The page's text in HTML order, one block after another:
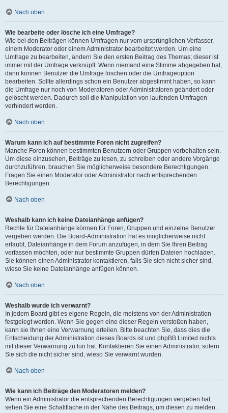
Nach oben
Wie bearbeite oder lösche ich eine Umfrage?
Wie bei den Beiträgen können Umfragen nur vom ursprünglichen Verfasser,
einem Moderator oder einem Administrator bearbeitet werden. Um eine
Umfrage zu bearbeiten, ändern Sie den ersten Beitrag des Themas; dieser ist
immer mit der Umfrage verknüpft. Wenn niemand eine Stimme abgegeben hat,
dann können Benutzer die Umfrage löschen oder die Umfrageoption
bearbeiten. Sollte allerdings schon ein Benutzer abgestimmt haben, so kann
die Umfrage nur noch von Moderatoren oder Administratoren geändert oder
gelöscht werden. Dadurch soll die Manipulation von laufenden Umfragen
verhindert werden.
Nach oben
Warum kann ich auf bestimmte Foren nicht zugreifen?
Manche Foren können bestimmten Benutzern oder Gruppen vorbehalten sein.
Um diese einzusehen, Beiträge zu lesen, zu schreiben oder andere Vorgänge
durchzuführen, brauchen Sie möglicherweise besondere Berechtigungen.
Fragen Sie einen Moderator oder Administrator nach entsprechenden
Berechtigungen.
Nach oben
Weshalb kann ich keine Dateianhänge anfügen?
Rechte für Dateianhänge können für Foren, Gruppen und einzelne Benutzer
vergeben werden. Die Board-Administration hat es möglicherweise nicht
erlaubt, Dateianhänge in dem Forum anzufügen, in dem Sie Ihren Beitrag
verfassen möchten, oder nur bestimmte Gruppen dürfen Dateien hochladen.
Sie können einen Administrator kontaktieren, falls Sie sich nicht sicher sind,
wieso Sie keine Dateianhänge anfügen können.
Nach oben
Weshalb wurde ich verwarnt?
In jedem Board gibt es eigene Regeln, die meistens von der Administration
festgelegt werden. Wenn Sie gegen eine dieser Regeln verstoßen haben,
kann sie Ihnen eine Verwarnung erteilen. Bitte beachten Sie, dass dies die
Entscheidung der Administration dieses Boards ist und phpBB Limited nichts
mit dieser Verwarnung zu tun hat. Kontaktieren Sie einen Administrator, sofern
Sie sich die nicht sicher sind, wieso Sie verwarnt wurden.
Nach oben
Wie kann ich Beiträge den Moderatoren melden?
Wenn ein Administrator die entsprechenden Berechtigungen vergeben hat,
sehen Sie eine Schaltfläche in der Nähe des Beitrags, um diesen zu melden.